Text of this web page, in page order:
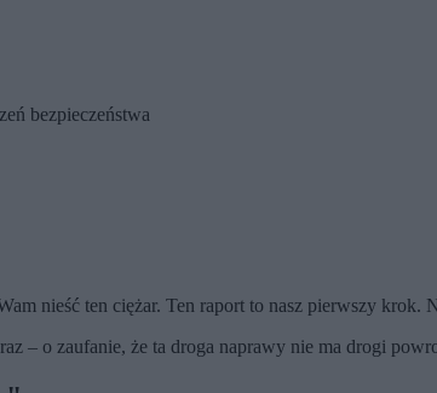
bezpieczeństwa
nieść ten ciężar. Ten raport to nasz pierwszy
– o zaufanie, że ta droga naprawy nie ma drogi